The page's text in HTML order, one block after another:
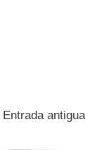
Entrada antigua